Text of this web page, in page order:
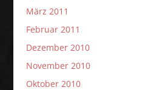
März 2011
Februar 2011
Dezember 2010
November 2010
Oktober 2010